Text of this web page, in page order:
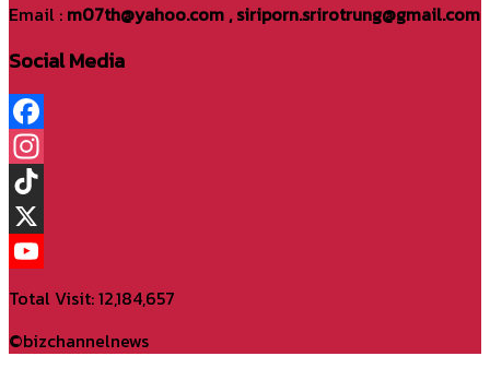
Email : m07th@yahoo.com , siriporn.srirotrung@gmail.com
Social Media
Facebook
Instagram
TikTok
X
Total Visit: 12,184,657
©bizchannelnews